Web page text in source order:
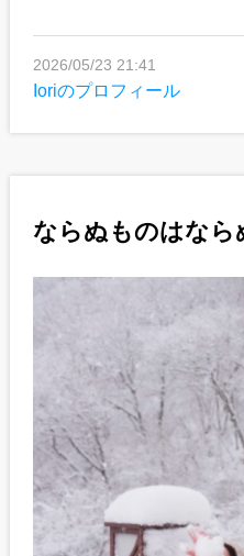
2026/05/23 21:41
Ioriのプロフィール
ならぬものはなら